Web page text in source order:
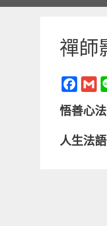
禪師
F
a
c
e
b
m
l
悟善心
人生法